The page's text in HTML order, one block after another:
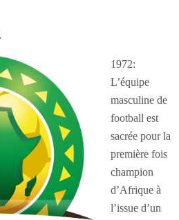
1972:
L’équipe
masculine de
football est
sacrée pour la
première fois
champion
d’Afrique à
l’issue d’un